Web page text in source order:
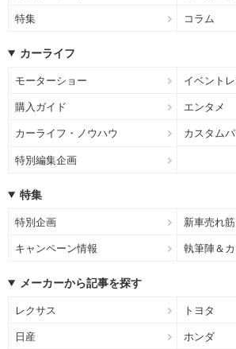
特集 コラム
カーライフ
モーターショー イベント
購入ガイド エンタメ
カーライフ・ノウハウ カスタム
特別編集企画
特集
特別企画 新車売れ
キャンペーン情報 執筆陣＆
メーカーから記事を探す
レクサス トヨタ
日産 ホンダ